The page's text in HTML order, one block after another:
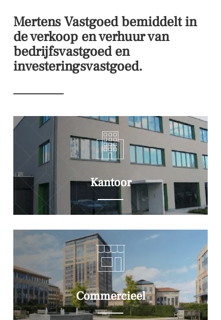
Mertens Vastgoed bemiddelt in
de verkoop en verhuur van
bedrijfsvastgoed en
investeringsvastgoed.
Kantoor
Commercieel